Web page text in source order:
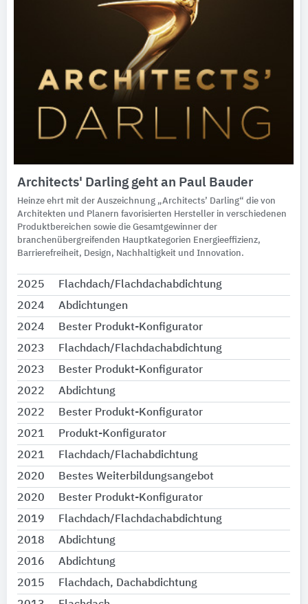
Architects' Darling geht an Paul Bauder
Heinze ehrt mit der Auszeichnung „Architects’ Darling“ die von
Architekten und Planern favorisierten Hersteller in verschiedenen
Produktbereichen sowie die Gesamtgewinner der
branchenübergreifenden Hauptkategorien Energieeffizienz,
Barrierefreiheit, Design, Nachhaltigkeit und Innovation.
2025
Flachdach/Flachdachabdichtung
2024
Abdichtungen
2024
Bester Produkt-Konfigurator
2023
Flachdach/Flachdachabdichtung
2023
Bester Produkt-Konfigurator
2022
Abdichtung
2022
Bester Produkt-Konfigurator
2021
Produkt-Konfigurator
2021
Flachdach/Flachabdichtung
2020
Bestes Weiterbildungsangebot
2020
Bester Produkt-Konfigurator
2019
Flachdach/Flachdachabdichtung
2018
Abdichtung
2016
Abdichtung
2015
Flachdach, Dachabdichtung